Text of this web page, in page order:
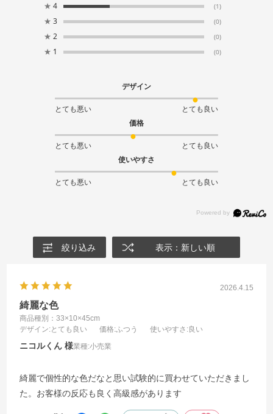
★ 4 (1)
★ 3 (0)
★ 2 (0)
★ 1 (0)
デザイン
とても悪い
とても良い
価格
とても悪い
とても良い
使いやすさ
とても悪い とても良い
絞り込み 表示：新しい順
2026.4.15
綺麗な色
商品種別：33×10×45cm
デザイン:とても良い 価格:ふつう 使いやすさ :良い
ニコルくん 業種:小売業
綺麗で個性的な色だなと思い試験的に買わせていただきまし
た。お客様の反応も良く高級感があります